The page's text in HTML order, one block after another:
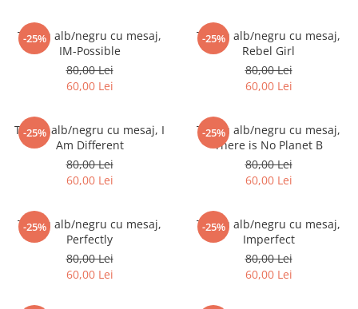
Tricouri ski
Halloween
Tricouri aniversare
Tricouri cadou 30 ani
Tricouri cadou 40 ani
Tricouri cadou 50 ani
Tricouri cadou 60 ani
Tricouri motociclisti
Tricouri enduro
Tricouri offroad
-25%
Tricou alb/negru cu mesaj,
IM-Possible
80,00 Lei
60,00 Lei
-25%
Tricou alb/negru cu mesaj,
Rebel Girl
80,00 Lei
60,00 Lei
-25%
Tricou alb/negru cu mesaj, I
Am Different
80,00 Lei
60,00 Lei
-25%
Tricou alb/negru cu mesaj,
There is No Planet B
80,00 Lei
60,00 Lei
-25%
Tricou alb/negru cu mesaj,
Perfectly
80,00 Lei
60,00 Lei
-25%
Tricou alb/negru cu mesaj,
Imperfect
80,00 Lei
60,00 Lei